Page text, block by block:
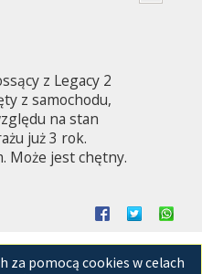
z Legacy 2
z samochodu,
na stan
już 3 rok.
Może jest chętny.
1z1
za pomocą cookies w celach